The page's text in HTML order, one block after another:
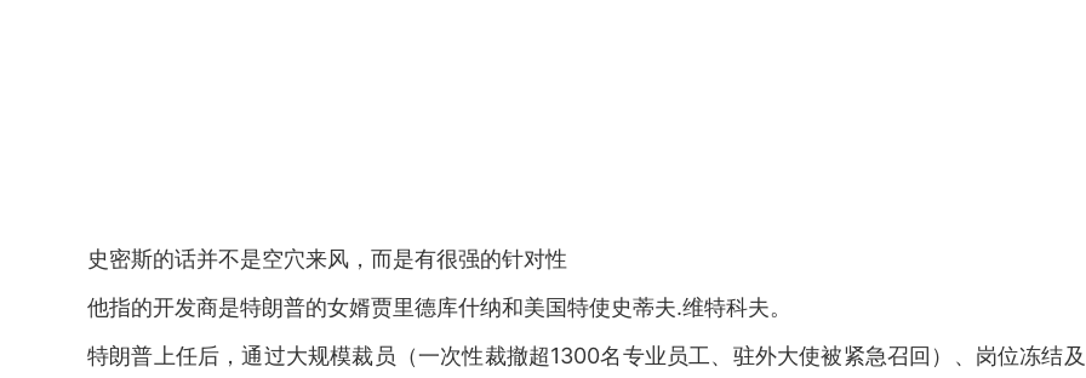
史密斯的话并不是空穴来风，而是有很强的针对性
他指的开发商是特朗普的女婿贾里德库什纳和美国特使史蒂夫.维特科夫。
特朗普上任后，通过大规模裁员（一次性裁撤超1300名专业员工、驻外大使被紧急召回）、岗位冻结